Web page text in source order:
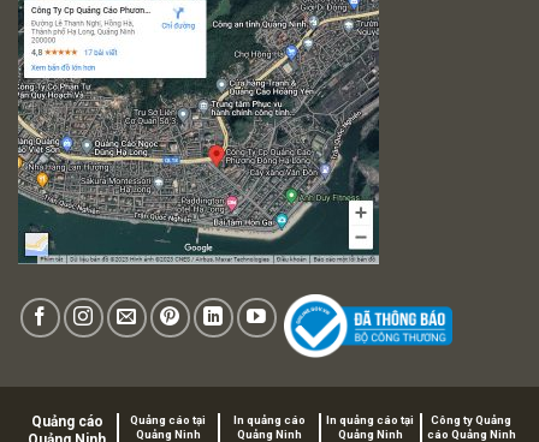
Quảng cáo
Quảng cáo tại
Quảng Ninh
In quảng cáo
Quảng Ninh
In quảng cáo tại
Quảng Ninh
Công ty Quảng
cáo Quảng Ninh